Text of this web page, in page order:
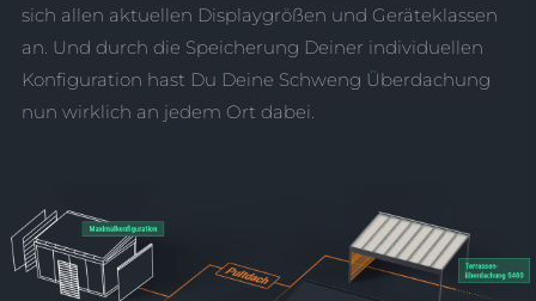
sich allen aktuellen Displaygrößen und Geräteklassen
an. Und durch die Speicherung Deiner individuellen
Konfiguration hast Du Deine Schweng Überdachung
nun wirklich an jedem Ort dabei.